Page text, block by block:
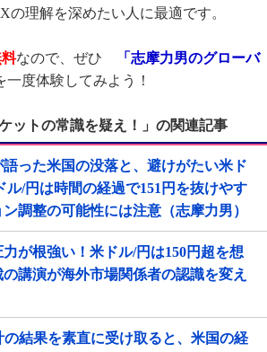
の理解を深めたい人に最適です。
なので、ぜひ
「志摩力男のグローバ
一度体験してみよう！
ットの常識を疑え！」の関連記事
った米国の没落と、避けがたい米ド
ル/円は時間の経過で151円を抜けやす
調整の可能性には注意（志摩力男）
が根強い！米ドル/円は150円超を想
講演が海外市場関係者の認識を変え
結果を素直に受け取ると、米国の経